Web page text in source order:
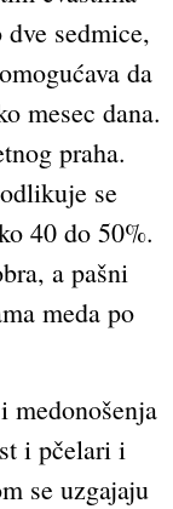
sedmice,
da
mesec dana.
praha.
se
40 do 50%.
a pašni
meda po
medonošenja
i pčelari i
se uzgajaju